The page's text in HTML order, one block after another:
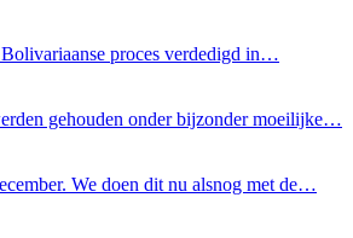
Bolivariaanse proces verdedigd in…
gehouden onder bijzonder moeilijke…
We doen dit nu alsnog met de…